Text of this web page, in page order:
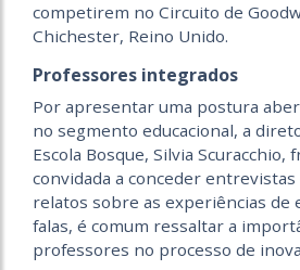
competirem no Circuito de
Chichester, Reino Unido.
Professores integrados
Por apresentar uma postura
no segmento educacional, a
Escola Bosque, Silvia
convidada a conceder
relatos sobre as experiências de
falas, é comum ressaltar a
professores no processo de